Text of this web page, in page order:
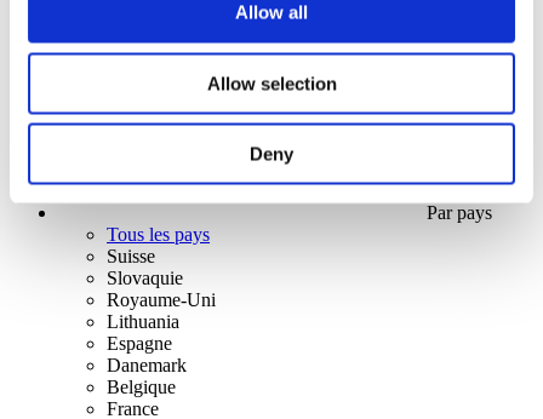
Allow all
Allow selection
Deny
Par pays
Tous les pays
Suisse
Slovaquie
Royaume-Uni
Lithuania
Espagne
Danemark
Belgique
France